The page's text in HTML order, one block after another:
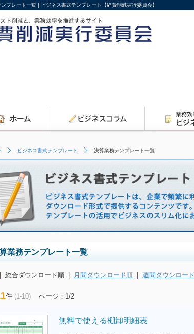
プレート一覧 | ビジネス書式テンプレート【経費削減実行委員会】
ビジネス書式テンプレート 決算業務テンプレート一覧
業務テンプレート一覧
| 総合ダウンロード順 | 月間ダウンロード順 | 週間ダウンロー
件 (1-10) ページ：1/2
無料で使える棚卸明細表